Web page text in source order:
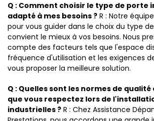
Q : Comment choisir le type de porte
adapté à mes besoins ? R : Notre
pour vous guider dans le choix du type
convient le mieux à vos besoins. Nous
compte des facteurs tels que l'espace
fréquence d'utilisation et les exigences
vous proposer la meilleure solution.
Q : Quelles sont les normes de
que vous respectez lors de
industrielles ? R : Chez Assistance